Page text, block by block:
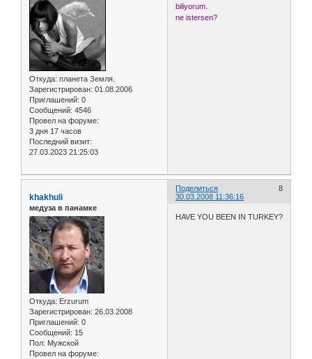
Откуда: планета Земля.
Зарегистрирован: 01.08.2006
Приглашений: 0
Сообщений: 4546
Провел на форуме:
3 дня 17 часов
Последний визит:
27.03.2023 21:25:03
biliyorum.
ne istersen?
Поделиться
8
30.03.2008 11:36:16
khakhuli
медуза в панамке
Откуда: Erzurum
Зарегистрирован: 26.03.2008
Приглашений: 0
Сообщений: 15
Пол: Мужской
Провел на форуме:
HAVE YOU BEEN IN TURKEY?